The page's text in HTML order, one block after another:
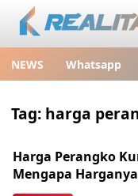
NEWS Whatsapp
Tag: harga
Harga Perangko
Mengapa